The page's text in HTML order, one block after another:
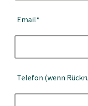
Email*
Telefon (wenn